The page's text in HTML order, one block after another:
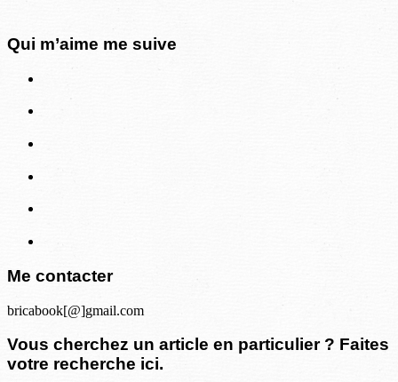
Qui m’aime me suive
Me contacter
bricabook[@]gmail.com
Vous cherchez un article en particulier ? Faites
votre recherche ici.